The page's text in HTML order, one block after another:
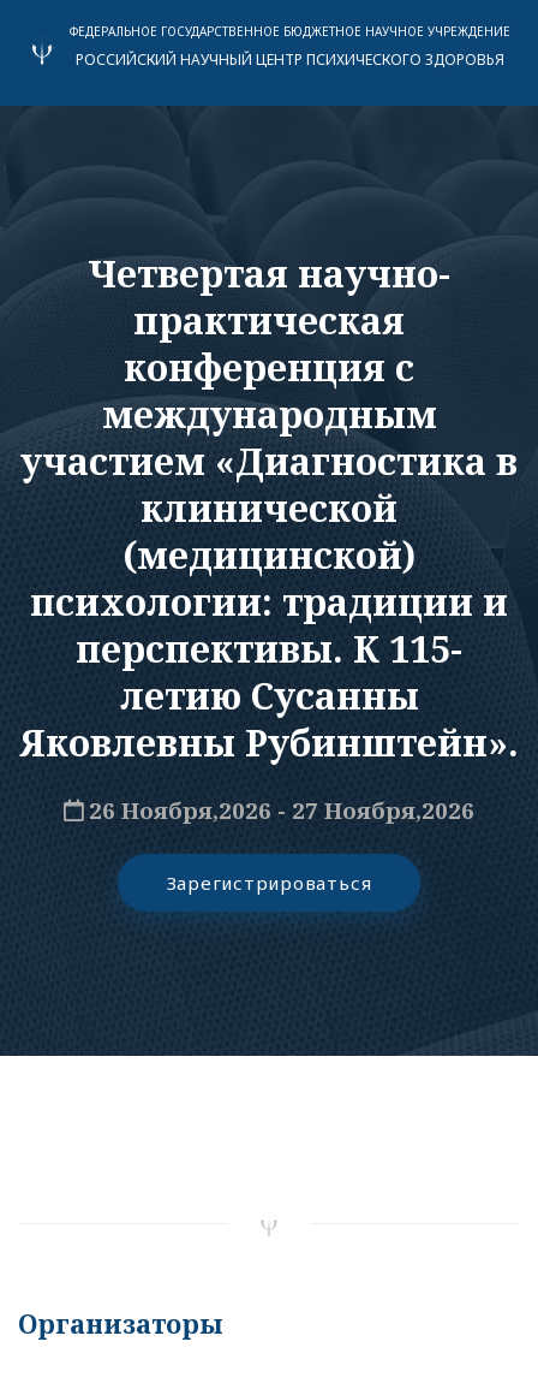
ФЕДЕРАЛЬНОЕ ГОСУДАРСТВЕННОЕ БЮДЖЕТНОЕ НАУЧНОЕ УЧРЕЖДЕНИЕ
РОССИЙСКИЙ НАУЧНЫЙ ЦЕНТР ПСИХИЧЕСКОГО ЗДОРОВЬЯ
Четвертая научно-
практическая
конференция с
международным
участием «Диагностика в
клинической
(медицинской)
психологии: традиции и
перспективы. К 115-
летию Сусанны
Яковлевны Рубинштейн».
26 Ноября,2026 - 27 Ноября,2026
Зарегистрироваться
Организаторы